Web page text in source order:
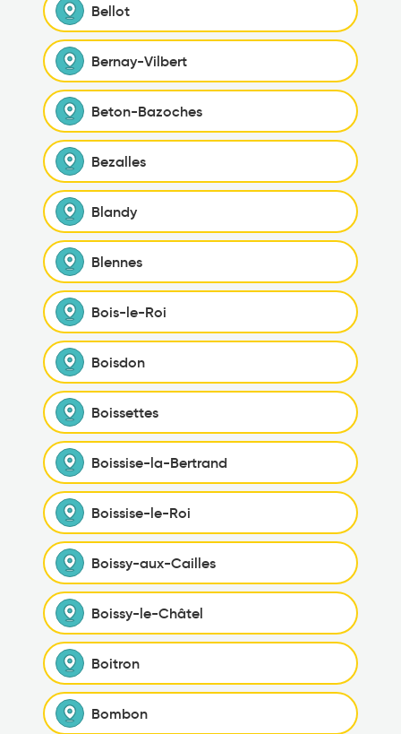
Bellot
Bernay-Vilbert
Beton-Bazoches
Bezalles
Blandy
Blennes
Bois-le-Roi
Boisdon
Boissettes
Boissise-la-Bertrand
Boissise-le-Roi
Boissy-aux-Cailles
Boissy-le-Châtel
Boitron
Bombon